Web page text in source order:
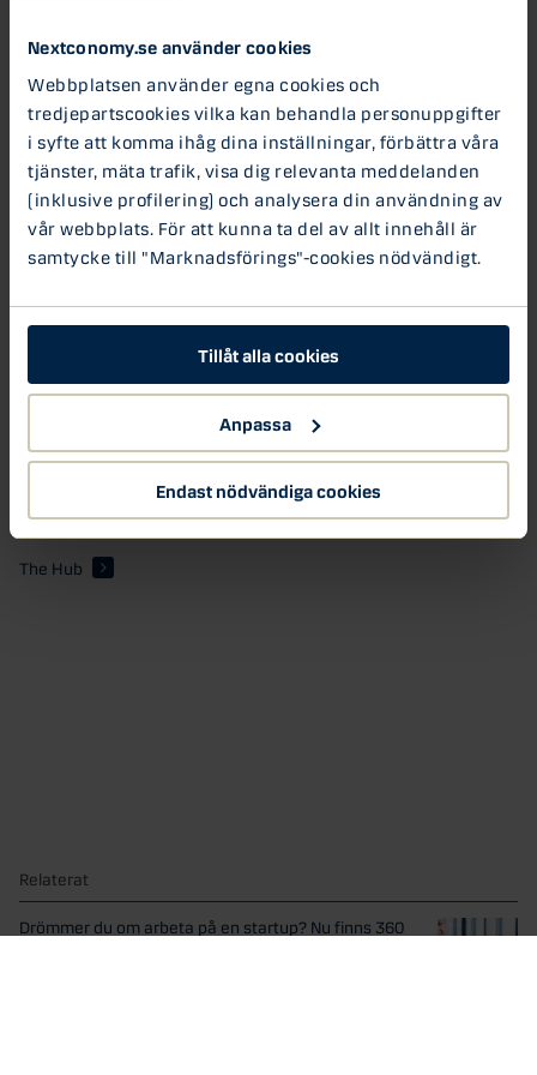
Nextconomy.se använder cookies
Webbplatsen använder egna cookies och
tredjepartscookies vilka kan behandla personuppgifter
i syfte att komma ihåg dina inställningar, förbättra våra
tjänster, mäta trafik, visa dig relevanta meddelanden
(inklusive profilering) och analysera din användning av
vår webbplats. För att kunna ta del av allt innehåll är
samtycke till "Marknadsförings"-cookies nödvändigt.
Tillåt alla cookies
Anpassa
Endast nödvändiga cookies
ProgressData hjälper företag att samla in data, hitta
problemområden och ge forskningsbaserade förslag på
de mest effektiva åtgärderna – så företag kan bli mer
mångsidiga och utvecklas med de möjligheter som
mångfald genererar.
Danske Bank har träffat Heidi, se vår film och vill du läsa
mer om ProgressData, så kan läsamer här på TheHub.se
Rekommenderade artiklar:
Världens första digitala duschsystem för en hållbar värld
Get Sandwish är slutet på trista talare
Danske Bank samlar nordens startups på Singularity
The Hub
Relaterat
Drömmer du om arbeta på en startup? Nu finns 360